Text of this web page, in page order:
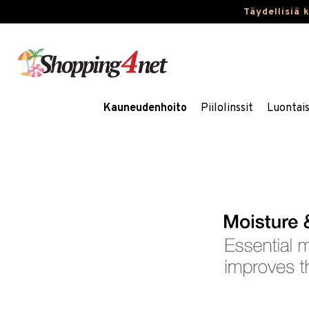
Täydellisiä
Kauneudenhoito Piilolinssit